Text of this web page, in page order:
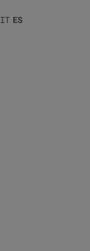
IT ES